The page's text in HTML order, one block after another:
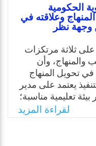
الحكومية
وعلاقته في
وجهة نظر
على ثلاثة مرتكزات
والمنهاج، وأن
تحويل المنهاج
يعتمد على مدير
تعليمية مناسبة؛
من معلمي
تبين وجود ضعف لدى
لقراءة المزيد